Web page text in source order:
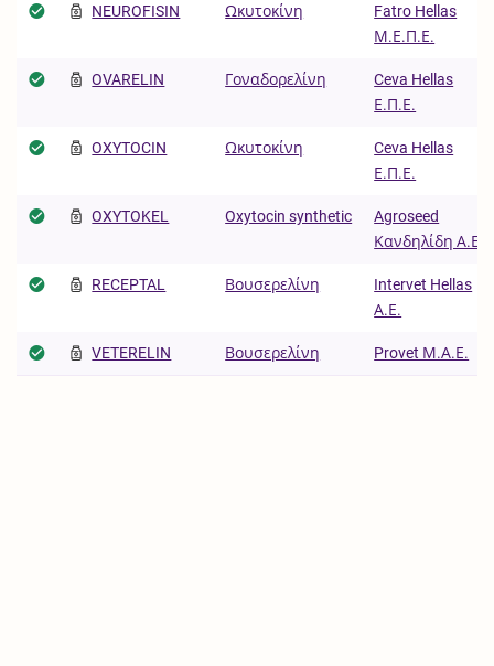
NEUROFISIN Ωκυτοκίνη
Fatro Hellas
Μ.Ε.Π.Ε.
OVARELIN Γοναδορελίνη
Ceva Hellas
Ε.Π.Ε.
OXYTOCIN Ωκυτοκίνη
Ceva Hellas
Ε.Π.Ε.
OXYTOKEL Oxytocin synthetic
Agroseed
Κανδηλίδη Α.Ε.
RECEPTAL Βουσερελίνη
Intervet Hellas
Α.Ε.
VETERELIN Βουσερελίνη Provet Μ.Α.Ε.